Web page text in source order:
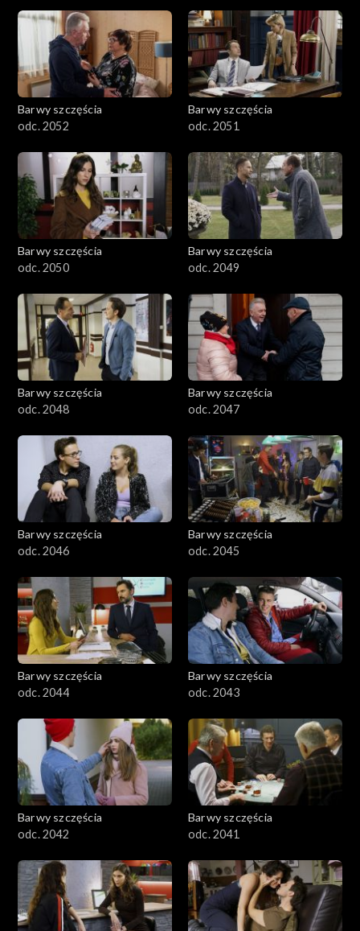
Barwy szczęścia
odc. 2052
Barwy szczęścia
odc. 2051
Barwy szczęścia
odc. 2050
Barwy szczęścia
odc. 2049
Barwy szczęścia
odc. 2048
Barwy szczęścia
odc. 2047
Barwy szczęścia
odc. 2046
Barwy szczęścia
odc. 2045
Barwy szczęścia
odc. 2044
Barwy szczęścia
odc. 2043
Barwy szczęścia
odc. 2042
Barwy szczęścia
odc. 2041